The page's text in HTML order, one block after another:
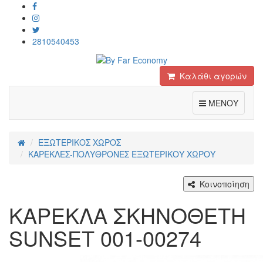
2810540453
Καλάθι αγορών
ΜΕΝΟΥ
ΕΞΩΤΕΡΙΚΟΣ ΧΩΡΟΣ
ΚΑΡΕΚΛΕΣ-ΠΟΛΥΘΡΟΝΕΣ ΕΞΩΤΕΡΙΚΟΥ ΧΩΡΟΥ
Κοινοποίηση
ΚΑΡΕΚΛΑ ΣΚΗΝΟΘΕΤΗ
SUNSET 001-00274